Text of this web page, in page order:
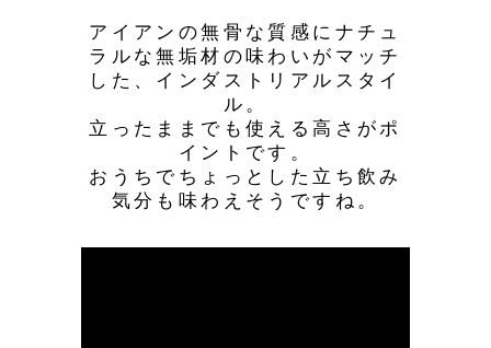
アイアンの無骨な質感にナチュ
ラルな無垢材の味わいがマッチ
した、インダストリアルスタイ
ル。
立ったままでも使える高さがポ
イントです。
おうちでちょっとした立ち飲み
気分も味わえそうですね。